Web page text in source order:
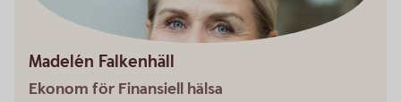
Madelén Falkenhäll
Ekonom för Finansiell hälsa